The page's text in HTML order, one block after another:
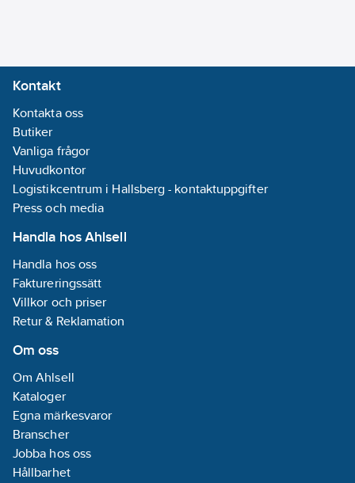
Kontakt
Kontakta oss
Butiker
Vanliga frågor
Huvudkontor
Logistikcentrum i Hallsberg - kontaktuppgifter
Press och media
Handla hos Ahlsell
Handla hos oss
Faktureringssätt
Villkor och priser
Retur & Reklamation
Om oss
Om Ahlsell
Kataloger
Egna märkesvaror
Branscher
Jobba hos oss
Hållbarhet